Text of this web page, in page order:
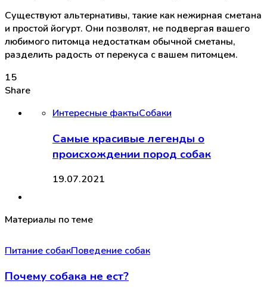
Существуют альтернативы, такие как нежирная сметана
и простой йогурт. Они позволят, не подвергая вашего
любимого питомца недостаткам обычной сметаны,
разделить радость от перекуса с вашем питомцем.
15
Share
Интересные фактыСобаки
Самые красивые легенды о
происхождении пород собак
19.07.2021
Материалы по теме
Питание собакПоведение собак
Почему собака не ест?